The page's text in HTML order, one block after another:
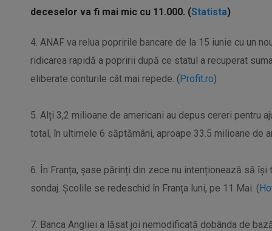
deceselor va fi mai mic cu 11.000. (Statista)
4. ANAF va relua popririle bancare de la 15 iunie cu un
ridicarea rapidă a popririi după ce statul a recuperat
eliberate conturile cât mai repede. (Profit.ro)
5. Alți 3,2 milioane de americani au depus cereri pentru
total, în ultimele 6 săptămâni, aproape 33.5 milioane de
6. În Franța, șase părinți din zece nu intenționează să
sondaj. Școlile se redeschid în Franța luni, pe 11 Mai. (
7. Banca Angliei a lăsat joi nemodificată dobânda de